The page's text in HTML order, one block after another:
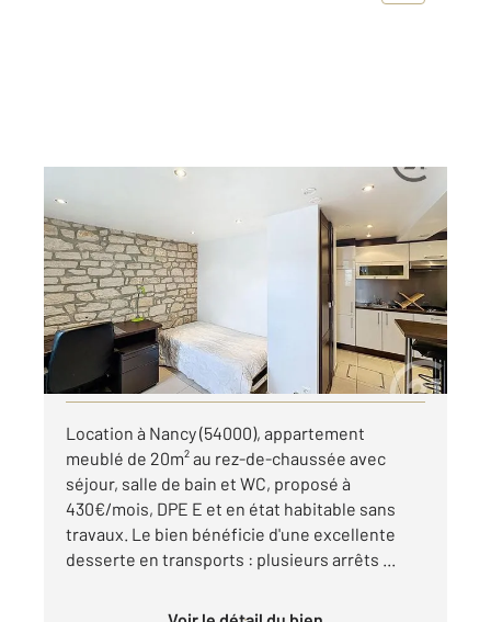
NANCY 54
19,73 m
Ref : 40680
Appartement Studio à louer
430 €
par mois charges comprises
Visiter le site dédié
Location à Nancy (54000), appartement
meublé de 20m² au rez-de-chaussée avec
séjour, salle de bain et WC, proposé à
430€/mois, DPE E et en état habitable sans
travaux. Le bien bénéficie d'une excellente
desserte en transports : plusieurs arrêts ...